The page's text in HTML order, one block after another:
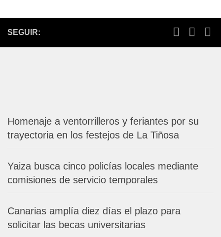
SEGUIR:
Homenaje a ventorrilleros y feriantes por su
trayectoria en los festejos de La Tiñosa
Yaiza busca cinco policías locales mediante
comisiones de servicio temporales
Canarias amplía diez días el plazo para
solicitar las becas universitarias